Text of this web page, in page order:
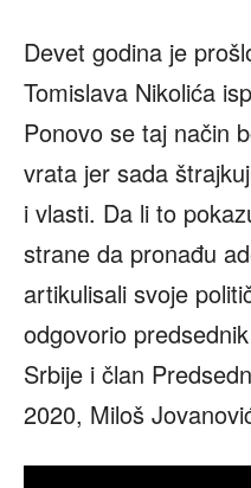
Devet godina je
Tomislava Nikolića
Ponovo se taj način
vrata jer sada
i vlasti. Da li to
strane da pronađu
artikulisali svoje
odgovorio
Srbije i član
2020, Miloš